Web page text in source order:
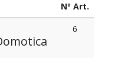
Nº Art.
6